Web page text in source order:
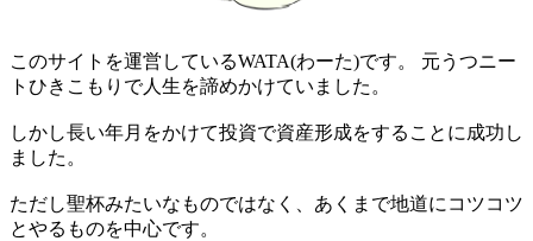
このサイトを運営しているWATA(わーた)です。 元うつニー
トひきこもりで人生を諦めかけていました。
しかし長い年月をかけて投資で資産形成をすることに成功し
ました。
ただし聖杯みたいなものではなく、あくまで地道にコツコツ
とやるものを中心です。